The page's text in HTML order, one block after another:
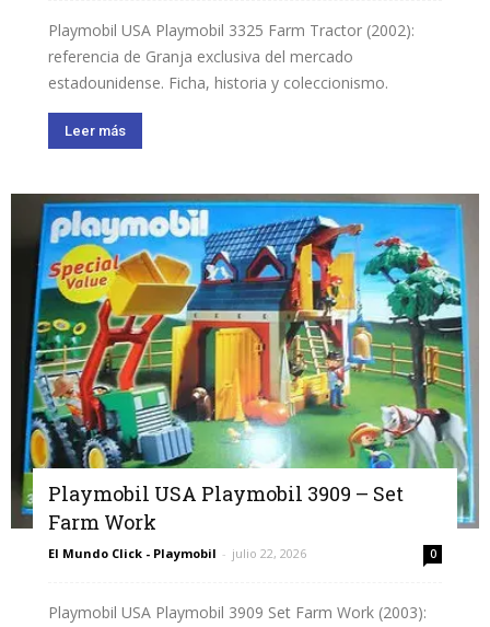
Playmobil USA Playmobil 3325 Farm Tractor (2002):
referencia de Granja exclusiva del mercado
estadounidense. Ficha, historia y coleccionismo.
Leer más
Playmobil USA Playmobil 3909 – Set
Farm Work
El Mundo Click - Playmobil - julio 22, 2026 0
Playmobil USA Playmobil 3909 Set Farm Work (2003):